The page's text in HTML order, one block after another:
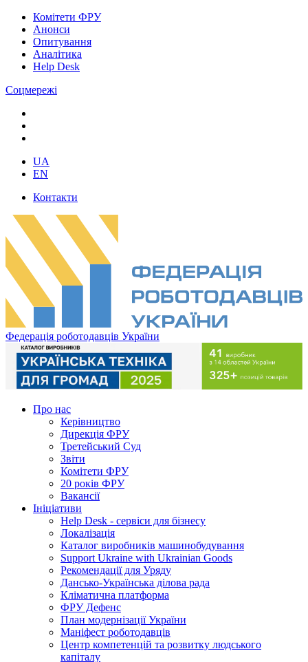
Комітети ФРУ
Анонси
Опитування
Аналітика
Help Desk
Соцмережі
UA
EN
Контакти
Федерація роботодавців України
Про нас
Керівництво
Дирекція ФРУ
Третейський Суд
Звіти
Комітети ФРУ
20 років ФРУ
Вакансії
Ініціативи
Help Desk - сервіси для бізнесу
Локалізація
Каталог виробників машинобудування
Support Ukraine with Ukrainian Goods
Рекомендації для Уряду
Дансько-Українська ділова рада
Кліматична платформа
ФРУ Дефенс
План модернізації України
Маніфест роботодавців
Центр компетенцій та розвитку людського
капіталу